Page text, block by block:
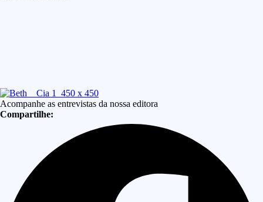
Acompanhe as entrevistas da nossa editora
Compartilhe: